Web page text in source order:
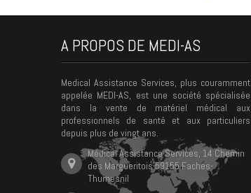
A PROPOS DE MEDI-AS
Medical Assistance Services, plus couramment
appelée MEDI-AS, est une société spécialisée
dans la vente de matériel médical aux
professionnels de santé et aux particuliers
depuis plus de vingt ans.
Médical Assistance Services, 14 Chemin
des Margueritois 59155 Faches-
Thumesnil